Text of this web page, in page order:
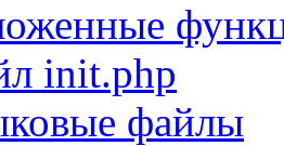
init.php
файлы